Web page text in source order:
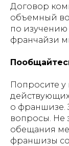
Договор
объемный
по
франчайзи
Попросите
о франшизе.
вопросы. Не
обещания
франшизы